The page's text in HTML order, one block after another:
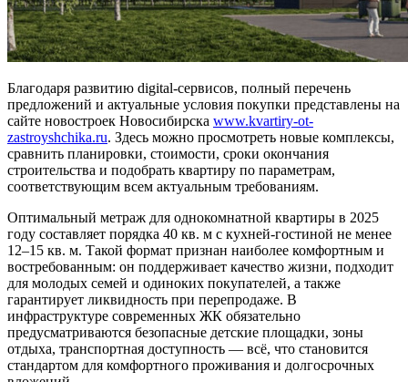
Благодаря развитию digital-сервисов, полный перечень
предложений и актуальные условия покупки представлены на
сайте новостроек Новосибирска www.kvartiry-ot-
zastroyshchika.ru. Здесь можно просмотреть новые комплексы,
сравнить планировки, стоимости, сроки окончания
строительства и подобрать квартиру по параметрам,
соответствующим всем актуальным требованиям.
Оптимальный метраж для однокомнатной квартиры в 2025
году составляет порядка 40 кв. м с кухней-гостиной не менее
12–15 кв. м. Такой формат признан наиболее комфортным и
востребованным: он поддерживает качество жизни, подходит
для молодых семей и одиноких покупателей, а также
гарантирует ликвидность при перепродаже. В
инфраструктуре современных ЖК обязательно
предусматриваются безопасные детские площадки, зоны
отдыха, транспортная доступность — всё, что становится
стандартом для комфортного проживания и долгосрочных